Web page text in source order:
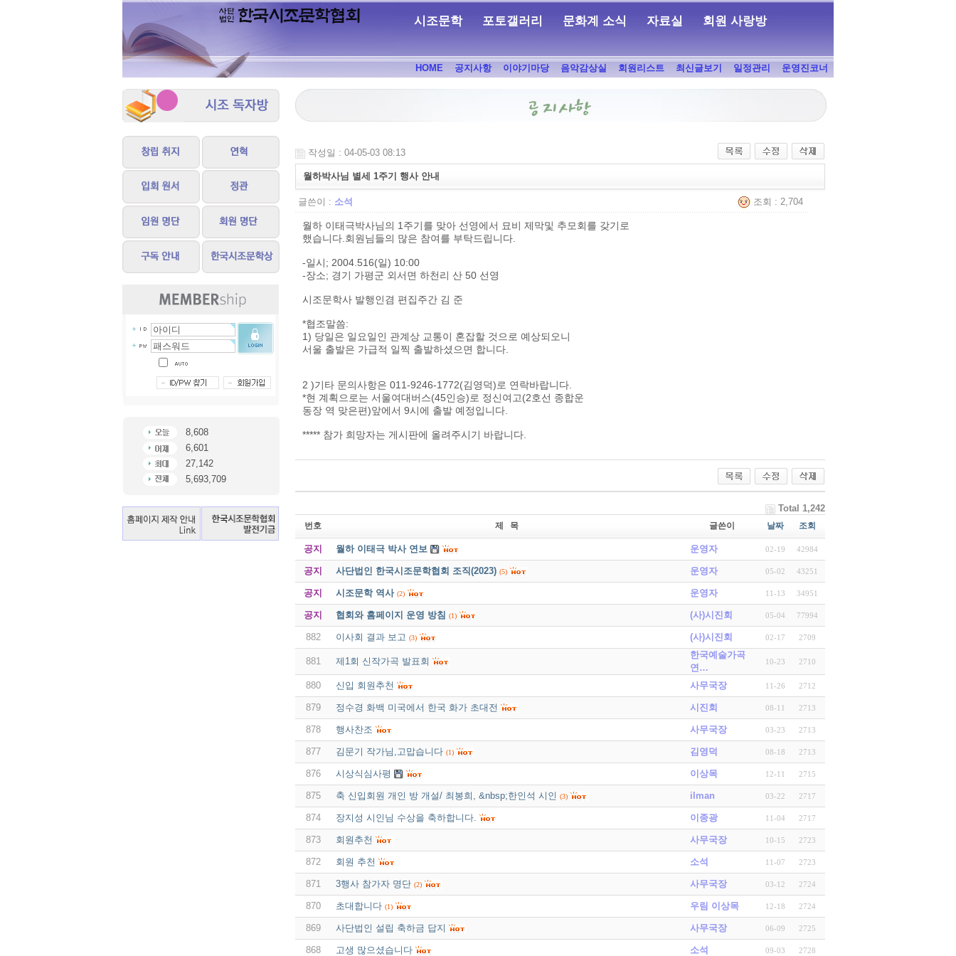
시조문학 포토갤러리 문화계 소식 자료실 회원 사랑방
HOME 공지사항 이야기마당 음악감상실 회원리스트 최신글보기 일정관리 운영진코너
8,608
6,601
27,142
5,693,709
작성일 : 04-05-03 08:13
월하박사님 별세 1주기 행사 안내
글쓴이 : 소석 조회 : 2,704
월하 이태극박사님의 1주기를 맞아 선영에서 묘비 제막및 추모회를 갖기로
했습니다.회원님들의 많은 참여를 부탁드립니다.
-일시; 2004.516(일) 10:00
-장소; 경기 가평군 외서면 하천리 산 50 선영
시조문학사 발행인겸 편집주간 김 준
*협조말씀:
1) 당일은 일요일인 관계상 교통이 혼잡할 것으로 예상되오니
서울 출발은 가급적 일찍 출발하셨으면 합니다.
2 )기타 문의사항은 011-9246-1772(김영덕)로 연락바랍니다.
*현 계획으로는 서울여대버스(45인승)로 정신여고(2호선 종합운
동장 역 맞은편)앞에서 9시에 출발 예정입니다.
***** 참가 희망자는 게시판에 올려주시기 바랍니다.
Total 1,242
번호 제 목 글쓴이 날짜 조회
공지 월하 이태극 박사 연보 운영자 02-19 42984
공지 사단법인 한국시조문학협회 조직(2023) (5) 운영자 05-02 43251
공지 시조문학 역사 (2) 운영자 11-13 34951
공지 협회와 홈페이지 운영 방침 (1) (사)시진회 05-04 77994
882 이사회 결과 보고 (3) (사)시진회 02-17 2709
881 제1회 신작가곡 발표회
한국예술가곡
연…
10-23 2710
880 신입 회원추천 사무국장 11-26 2712
879 정수경 화백 미국에서 한국 화가 초대전 시진회 08-11 2713
878 행사찬조 사무국장 03-23 2713
877 김문기 작가님,고맙습니다 (1) 김영덕 08-18 2713
876 시상식심사평 이상목 12-11 2715
875 축 신입회원 개인 방 개설/ 최봉희, &nbsp;한인석 시인 (3) ilman 03-22 2717
874 장지성 시인님 수상을 축하합니다. 이종광 11-04 2717
873 회원추천 사무국장 10-15 2723
872 회원 추천 소석 11-07 2723
871 3행사 참가자 명단 (2) 사무국장 03-12 2724
870 초대합니다 (1) 우림 이상목 12-18 2724
869 사단법인 설립 축하금 답지 사무국장 06-09 2725
868 고생 많으셨습니다 소석 09-03 2728